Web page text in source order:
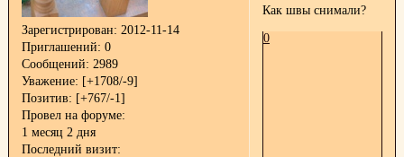
Зарегистрирован: 2012-11-14
Приглашений: 0
Сообщений: 2989
Уважение: [+1708/-9]
Позитив: [+767/-1]
Провел на форуме:
1 месяц 2 дня
Последний визит:
Как швы снимали?
0